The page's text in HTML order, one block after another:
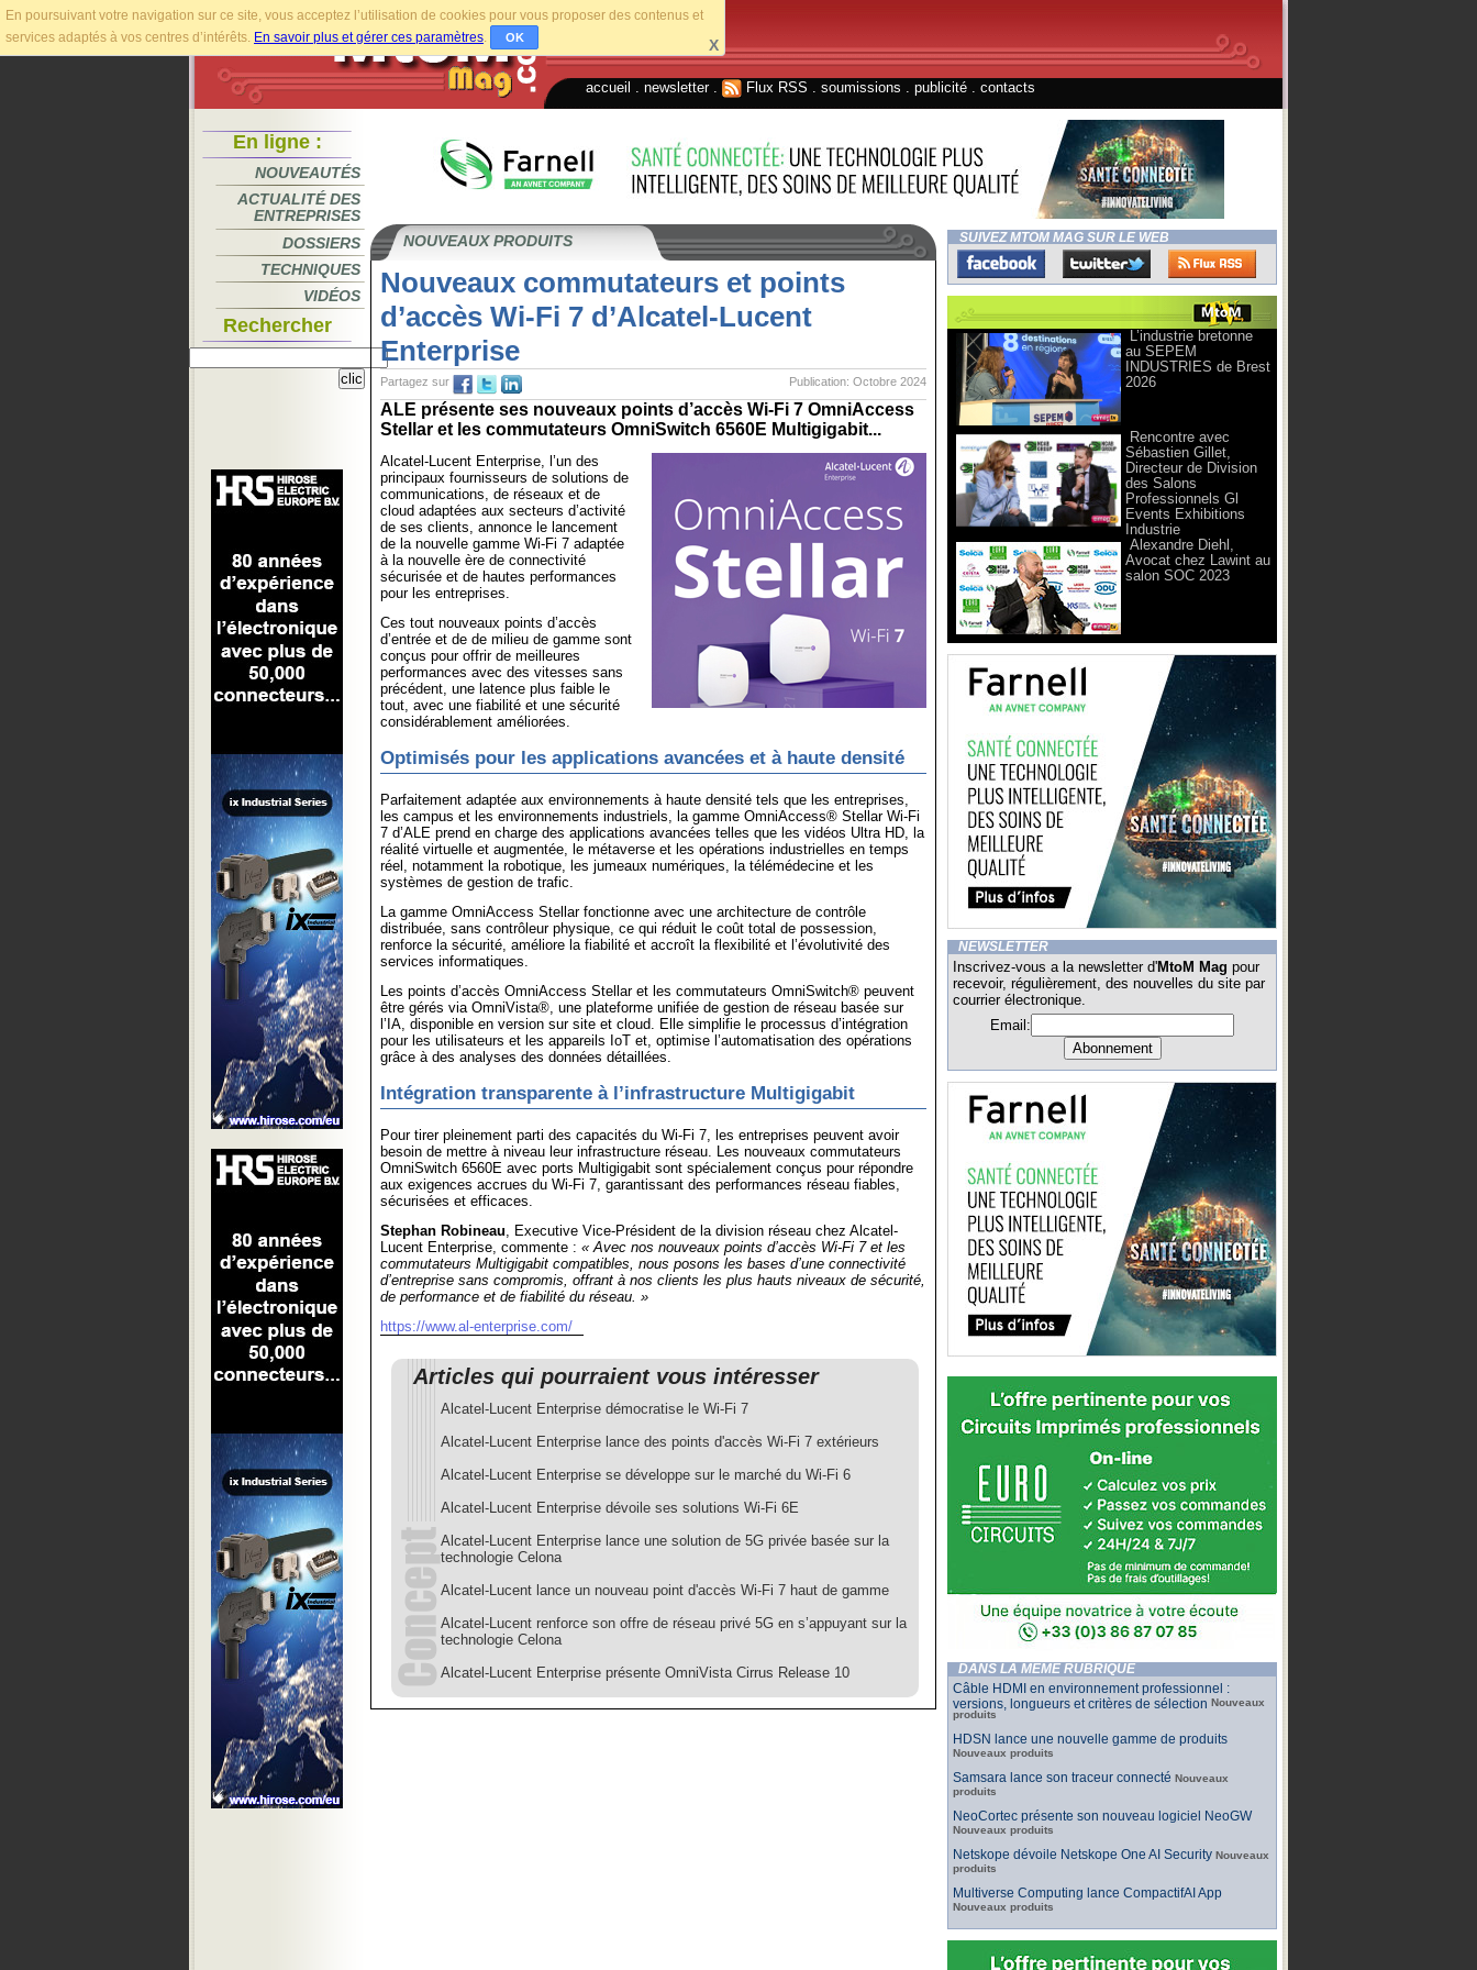
En poursuivant votre navigation sur ce site, vous acceptez l’utilisation de cookies pour vous proposer des contenus et
services adaptés à vos centres d’intérêts. En savoir plus et gérer ces paramètres. OK X
accueil newsletter. Flux RSS soumissions publicité contacts
En ligne :
NOUVEAUTÉS
ACTUALITÉ DES
ENTREPRISES
DOSSIERS
TECHNIQUES
VIDÉOS
Rechercher
NOUVEAUX PRODUITS
Nouveaux commutateurs et points
d’accès Wi-Fi 7 d’Alcatel-Lucent
Enterprise
Publication: Octobre 2024
Partagez sur
ALE présente ses nouveaux points d’accès Wi-Fi 7 OmniAccess
Stellar et les commutateurs OmniSwitch 6560E Multigigabit...
Alcatel-Lucent Enterprise, l’un des
principaux fournisseurs de solutions de
communications, de réseaux et de
cloud adaptées aux secteurs d’activité
de ses clients, annonce le lancement
de la nouvelle gamme Wi-Fi 7 adaptée
à la nouvelle ère de connectivité
sécurisée et de hautes performances
pour les entreprises.
Ces tout nouveaux points d’accès
d’entrée et de de milieu de gamme sont
conçus pour offrir de meilleures
performances avec des vitesses sans
précédent, une latence plus faible le
tout, avec une fiabilité et une sécurité
considérablement améliorées.
Optimisés pour les applications avancées et à haute densité
Parfaitement adaptée aux environnements à haute densité tels que les entreprises,
les campus et les environnements industriels, la gamme OmniAccess® Stellar Wi-Fi
7 d’ALE prend en charge des applications avancées telles que les vidéos Ultra HD, la
réalité virtuelle et augmentée, le métaverse et les opérations industrielles en temps
réel, notamment la robotique, les jumeaux numériques, la télémédecine et les
systèmes de gestion de trafic.
La gamme OmniAccess Stellar fonctionne avec une architecture de contrôle
distribuée, sans contrôleur physique, ce qui réduit le coût total de possession,
renforce la sécurité, améliore la fiabilité et accroît la flexibilité et l’évolutivité des
services informatiques.
Les points d’accès OmniAccess Stellar et les commutateurs OmniSwitch® peuvent
être gérés via OmniVista®, une plateforme unifiée de gestion de réseau basée sur
l’IA, disponible en version sur site et cloud. Elle simplifie le processus d’intégration
pour les utilisateurs et les appareils IoT et, optimise l’automatisation des opérations
grâce à des analyses des données détaillées.
Intégration transparente à l’infrastructure Multigigabit
Pour tirer pleinement parti des capacités du Wi-Fi 7, les entreprises peuvent avoir
besoin de mettre à niveau leur infrastructure réseau. Les nouveaux commutateurs
OmniSwitch 6560E avec ports Multigigabit sont spécialement conçus pour répondre
aux exigences accrues du Wi-Fi 7, garantissant des performances réseau fiables,
sécurisées et efficaces.
Stephan Robineau, Executive Vice-Président de la division réseau chez Alcatel-
Lucent Enterprise, commente : « Avec nos nouveaux points d’accès Wi-Fi 7 et les
commutateurs Multigigabit compatibles, nous posons les bases d’une connectivité
d’entreprise sans compromis, offrant à nos clients les plus hauts niveaux de sécurité,
de performance et de fiabilité du réseau. »
https://www.al-enterprise.com/
Articles qui pourraient vous intéresser
Alcatel-Lucent Enterprise démocratise le Wi-Fi 7
Alcatel-Lucent Enterprise lance des points d'accès Wi-Fi 7 extérieurs
Alcatel-Lucent Enterprise se développe sur le marché du Wi-Fi 6
Alcatel-Lucent Enterprise dévoile ses solutions Wi-Fi 6E
Alcatel-Lucent Enterprise lance une solution de 5G privée basée sur la
technologie Celona
Alcatel-Lucent lance un nouveau point d'accès Wi-Fi 7 haut de gamme
Alcatel-Lucent renforce son offre de réseau privé 5G en s’appuyant sur la
technologie Celona
Alcatel-Lucent Enterprise présente OmniVista Cirrus Release 10
SUIVEZ MTOM MAG SUR LE WEB
L’industrie bretonne
au SEPEM
INDUSTRIES de Brest
2026
Rencontre avec
Sébastien Gillet,
Directeur de Division
des Salons
Professionnels Gl
Events Exhibitions
Industrie
Alexandre Diehl,
Avocat chez Lawint au
salon SOC 2023
NEWSLETTER
Inscrivez-vous a la newsletter d'MtoM Mag pour
recevoir, régulièrement, des nouvelles du site par
courrier électronique.
Email:
DANS LA MÊME RUBRIQUE
Câble HDMI en environnement professionnel :
versions, longueurs et critères de sélection Nouveaux
produits
HDSN lance une nouvelle gamme de produits
Nouveaux produits
Samsara lance son traceur connecté Nouveaux
produits
NeoCortec présente son nouveau logiciel NeoGW
Nouveaux produits
Netskope dévoile Netskope One AI Security Nouveaux
produits
Multiverse Computing lance CompactifAI App
Nouveaux produits